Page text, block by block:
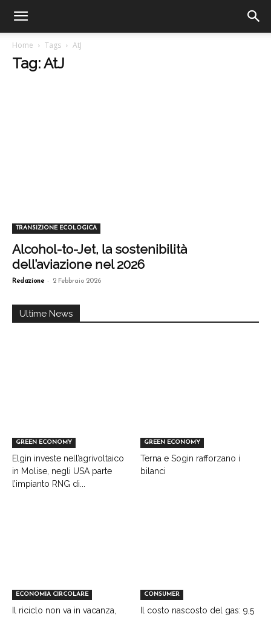
Home Tags AtJ
Tag: AtJ
TRANSIZIONE ECOLOGICA
Alcohol-to-Jet, la sostenibilità
dell’aviazione nel 2026
Redazione - 2 Febbraio 2026
Ultime News
GREEN ECONOMY
Elgin investe nell’agrivoltaico
in Molise, negli USA parte
l’impianto RNG di...
GREEN ECONOMY
Terna e Sogin rafforzano i
bilanci
ECONOMIA CIRCOLARE
Il riciclo non va in vacanza,
CONSUMER
Il costo nascosto del gas: 9,5